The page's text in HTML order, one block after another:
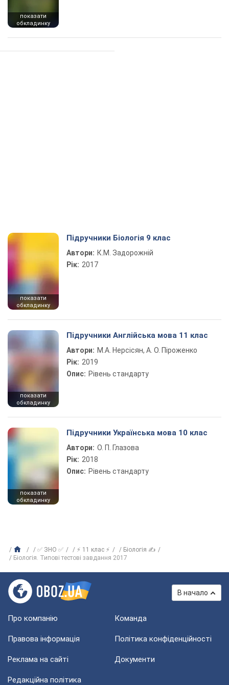
показати
обкладинку
показати
обкладинку
Підручники Біологія 9 клас
Автори: К.М. Задорожній
Рік: 2017
показати
обкладинку
Підручники Англійська мова 11 клас
Автори: М.А. Нерсісян, А. О. Піроженко
Рік: 2019
Опис: Рівень стандарту
показати
обкладинку
Підручники Українська мова 10 клас
Автори: О. П. Глазова
Рік: 2018
Опис: Рівень стандарту
✅ ЗНО ✅ ⚡ 11 клас ⚡
Біологія ✍
Біологія. Типові тестові завдання 2017
В начало
Про компанію Команда
Правова інформація Політика конфіденційності
Реклама на сайті Документи
Редакційна політика